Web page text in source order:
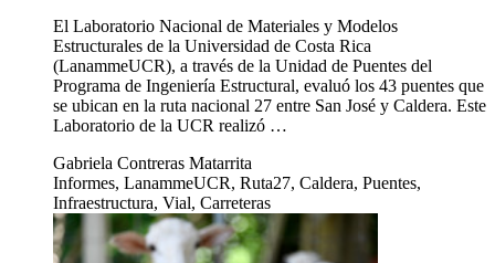
El Laboratorio Nacional de Materiales y Modelos
Estructurales de la Universidad de Costa Rica
(LanammeUCR), a través de la Unidad de Puentes del
Programa de Ingeniería Estructural, evaluó los 43 puentes que
se ubican en la ruta nacional 27 entre San José y Caldera. Este
Laboratorio de la UCR realizó …
Gabriela Contreras Matarrita
Informes, LanammeUCR, Ruta27, Caldera, Puentes,
Infraestructura, Vial, Carreteras